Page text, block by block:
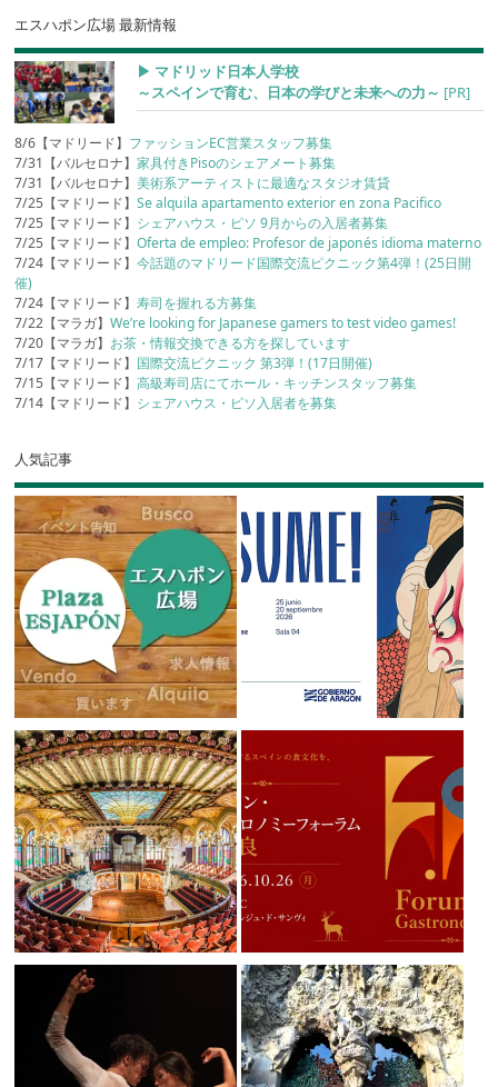
エスハポン広場 最新情報
▶︎ マドリッド日本人学校
～スペインで育む、日本の学びと未来への力～ [PR]
8/6【マドリード】 ファッションEC営業スタッフ募集
7/31【バルセロナ】家具付きPisoのシェアメート募集
7/31【バルセロナ】美術系アーティストに最適なスタジオ賃貸
7/25【マドリード】Se alquila apartamento exterior en zona Pacifico
7/25【マドリード】 シェアハウス・ピソ 9月からの入居者募集
7/25【マドリード】Oferta de empleo: Profesor de japonés idioma materno
7/24【マドリード】今話題のマドリード国際交流ピクニック第4弾！(25日開
催)
7/24【マドリード】寿司を握れる方募集
7/22【マラガ】We’re looking for Japanese gamers to test video games!
7/20【マラガ】 お茶・情報交換できる方を探しています
7/17【マドリード】 国際交流ピクニック 第3弾！(17日開催)
7/15【マドリード】高級寿司店にてホール・キッチンスタッフ募集
7/14【マドリード】 シェアハウス・ピソ入居者を募集
人気記事